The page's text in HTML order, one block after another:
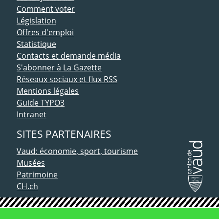
Comment voter
Législation
Offres d'emploi
Statistique
Contacts et demande média
S'abonner à La Gazette
Réseaux sociaux et flux RSS
Mentions légales
Guide TYPO3
Intranet
SITES PARTENAIRES
Vaud: économie, sport, tourisme
Musées
Patrimoine
CH.ch